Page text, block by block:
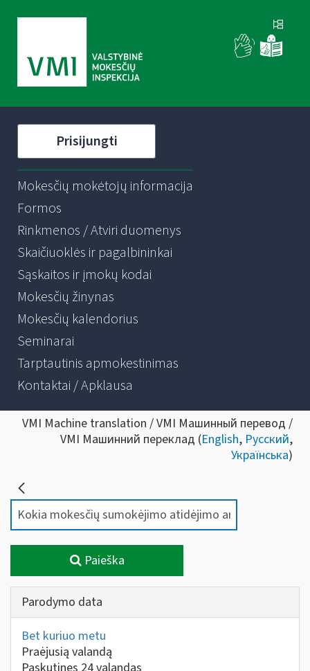
Prisijungti
Mokesčių mokėtojų informacija
Formos
Rinkmenos / Atviri duomenys
Skaičiuoklės ir pagalbininkai
Sąskaitos ir įmokų kodai
Mokesčių žinynas
Mokesčių kalendorius
Seminarai
Tarptautinis apmokestinimas
Kontaktai / Apklausa
VMI Machine translation / VMI Машинный перевод /
VMI Машинний переклад (English, Русский,
Українська)
Paieška
Parodymo data
Bet kuriuo metu
Praėjusią valandą